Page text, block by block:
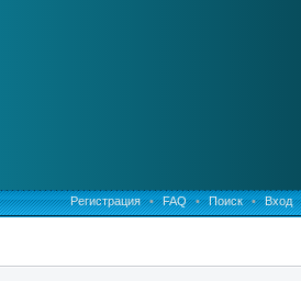
Регистрация • FAQ • Поиск • Вход